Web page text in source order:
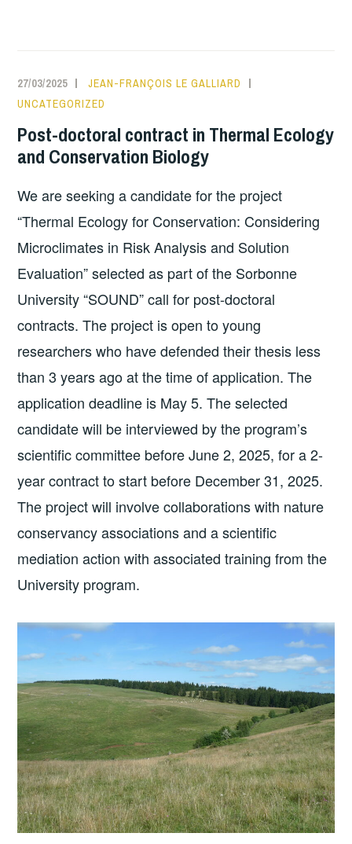
27/03/2025
JEAN-FRANÇOIS LE GALLIARD
UNCATEGORIZED
Post-doctoral contract in Thermal Ecology
and Conservation Biology
We are seeking a candidate for the project
“Thermal Ecology for Conservation: Considering
Microclimates in Risk Analysis and Solution
Evaluation” selected as part of the Sorbonne
University “SOUND” call for post-doctoral
contracts. The project is open to young
researchers who have defended their thesis less
than 3 years ago at the time of application. The
application deadline is May 5. The selected
candidate will be interviewed by the program’s
scientific committee before June 2, 2025, for a 2-
year contract to start before December 31, 2025.
The project will involve collaborations with nature
conservancy associations and a scientific
mediation action with associated training from the
University program.